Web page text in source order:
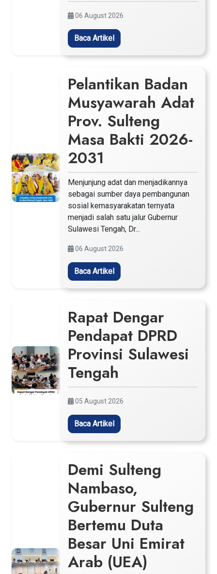
06 August 2026
Baca Artikel
Pelantikan Badan
Musyawarah Adat
Prov. Sulteng
Masa Bakti 2026-
2031
Menjunjung adat dan menjadikannya
sebagai sumber daya pembangunan
sosial kemasyarakatan ternyata
menjadi salah satu jalur Gubernur
Sulawesi Tengah, Dr...
06 August 2026
Baca Artikel
Rapat Dengar
Pendapat DPRD
Provinsi Sulawesi
Tengah
05 August 2026
Baca Artikel
Demi Sulteng
Nambaso,
Gubernur Sulteng
Bertemu Duta
Besar Uni Emirat
Arab (UEA)